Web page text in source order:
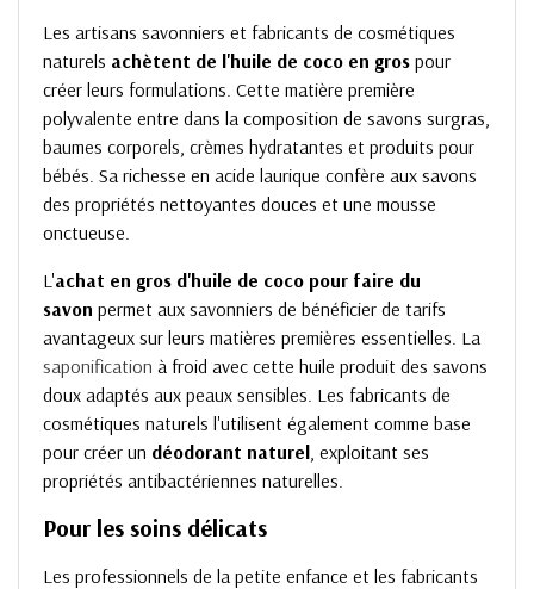
Les artisans savonniers et fabricants de cosmétiques
naturels achètent de l'huile de coco en gros pour
créer leurs formulations. Cette matière première
polyvalente entre dans la composition de savons surgras,
baumes corporels, crèmes hydratantes et produits pour
bébés. Sa richesse en acide laurique confère aux savons
des propriétés nettoyantes douces et une mousse
onctueuse.
L'achat en gros d'huile de coco pour faire du
savon permet aux savonniers de bénéficier de tarifs
avantageux sur leurs matières premières essentielles. La
saponification à froid avec cette huile produit des savons
doux adaptés aux peaux sensibles. Les fabricants de
cosmétiques naturels l'utilisent également comme base
pour créer un déodorant naturel , exploitant ses
propriétés antibactériennes naturelles.
Pour les soins délicats
Les professionnels de la petite enfance et les fabricants